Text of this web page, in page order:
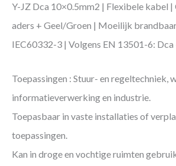
Y-JZ Dca 10×0.5mm2 | Flexibele kabel |
aders + Geel/Groen | Moeilijk
IEC60332-3 | Volgens EN 13501-6: Dca
Toepassingen : Stuur- en regeltechniek,
informatieverwerking en industrie.
Toepasbaar in vaste installaties of
toepassingen.
Kan in droge en vochtige ruimten